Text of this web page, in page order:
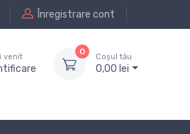
Înregistrare cont
venit
0
Coșul tău
0,00 lei